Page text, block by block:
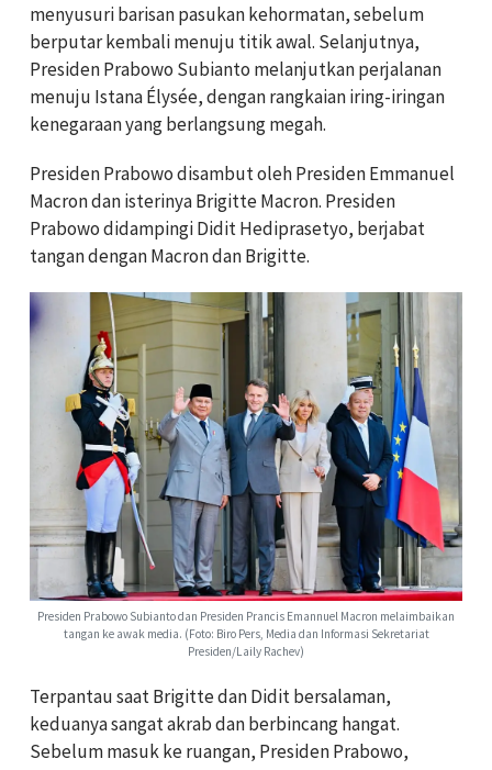
menyusuri barisan pasukan kehormatan, sebelum
berputar kembali menuju titik awal. Selanjutnya,
Presiden Prabowo Subianto melanjutkan perjalanan
menuju Istana Élysée, dengan rangkaian iring-iringan
kenegaraan yang berlangsung megah.
Presiden Prabowo disambut oleh Presiden Emmanuel
Macron dan isterinya Brigitte Macron. Presiden
Prabowo didampingi Didit Hediprasetyo, berjabat
tangan dengan Macron dan Brigitte.
Presiden Prabowo Subianto dan Presiden Prancis Emannuel Macron melaimbaikan
tangan ke awak media. (Foto: Biro Pers, Media dan Informasi Sekretariat
Presiden/Laily Rachev)
Terpantau saat Brigitte dan Didit bersalaman,
keduanya sangat akrab dan berbincang hangat.
Sebelum masuk ke ruangan, Presiden Prabowo,